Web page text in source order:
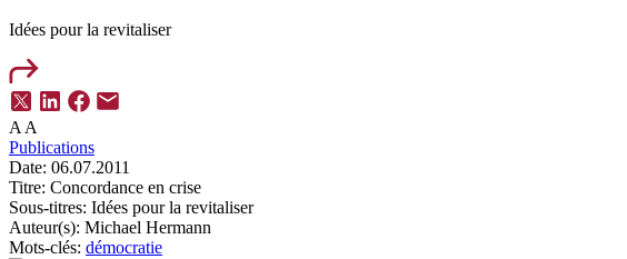
Idées pour la revitaliser
A A
Publications
Date: 06.07.2011
Titre: Concordance en crise
Sous-titres: Idées pour la revitaliser
Auteur(s): Michael Hermann
Mots-clés: démocratie